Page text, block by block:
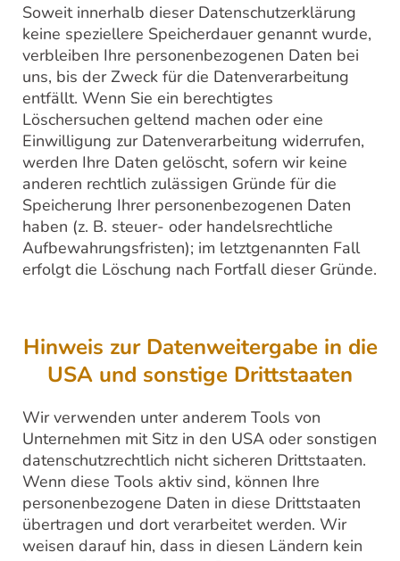
Soweit innerhalb dieser Datenschutzerklärung
keine speziellere Speicherdauer genannt wurde,
verbleiben Ihre personenbezogenen Daten bei
uns, bis der Zweck für die Datenverarbeitung
entfällt. Wenn Sie ein berechtigtes
Löschersuchen geltend machen oder eine
Einwilligung zur Datenverarbeitung widerrufen,
werden Ihre Daten gelöscht, sofern wir keine
anderen rechtlich zulässigen Gründe für die
Speicherung Ihrer personenbezogenen Daten
haben (z. B. steuer- oder handelsrechtliche
Aufbewahrungsfristen); im letztgenannten Fall
erfolgt die Löschung nach Fortfall dieser Gründe.
Hinweis zur Datenweitergabe in die
USA und sonstige Drittstaaten
Wir verwenden unter anderem Tools von
Unternehmen mit Sitz in den USA oder sonstigen
datenschutzrechtlich nicht sicheren Drittstaaten.
Wenn diese Tools aktiv sind, können Ihre
personenbezogene Daten in diese Drittstaaten
übertragen und dort verarbeitet werden. Wir
weisen darauf hin, dass in diesen Ländern kein